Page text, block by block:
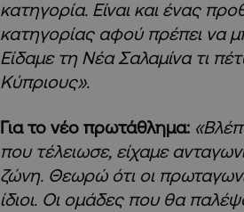
κατηγορία. Είναι και ένας
κατηγορίας αφού πρέπει να
Είδαμε τη Νέα Σαλαμίνα τι
Κύπριους».
Για το νέο πρωτάθλημα:
που τέλειωσε, είχαμε
ζώνη. Θεωρώ ότι οι
ίδιοι. Οι ομάδες που θα